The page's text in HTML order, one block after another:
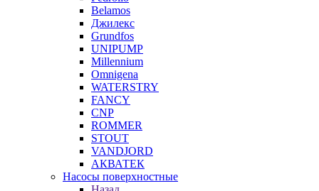
Belamos
Джилекс
Grundfos
UNIPUMP
Millennium
Omnigena
WATERSTRY
FANCY
CNP
ROMMER
STOUT
VANDJORD
АКВАТЕК
Насосы поверхностные